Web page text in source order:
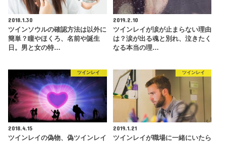
2018.1.30
ツインソウルの確認方法は以外に
簡単？瞳やほくろ、名前や誕生
日。男と女の特…
2019.2.10
ツインレイが涙が止まらない理由
は？涙が出る魂と別れ、泣きたく
なる本当の理…
ツインレイ
2018.4.15
ツインレイの偽物、偽ツインレイ
ツインレイ
2019.1.21
ツインレイが職場に一緒にいたら